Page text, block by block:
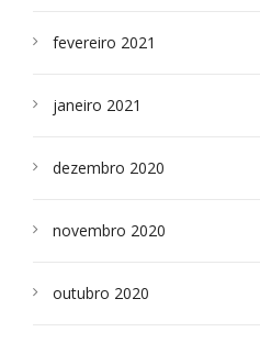
fevereiro 2021
janeiro 2021
dezembro 2020
novembro 2020
outubro 2020